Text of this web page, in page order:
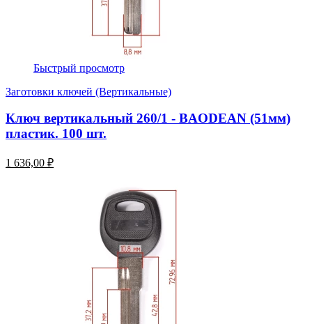
Быстрый просмотр
Заготовки ключей (Вертикальные)
Ключ вертикальный 260/1 - BAODEAN (51мм)
пластик. 100 шт.
1 636,00 ₽